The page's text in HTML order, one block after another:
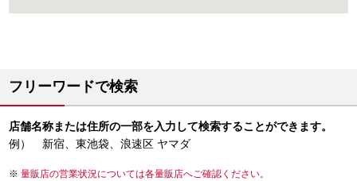
フリーワードで検索
店舗名称または住所の一部を入力して検索することができます。
例） 新宿、東池袋、浪速区 ヤマダ
量販店の営業状況については各量販店へご確認ください。